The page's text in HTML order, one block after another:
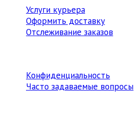
Услуги курьера
Оформить доставку
Отслеживание заказов
Конфиденциальность
Часто задаваемые вопросы